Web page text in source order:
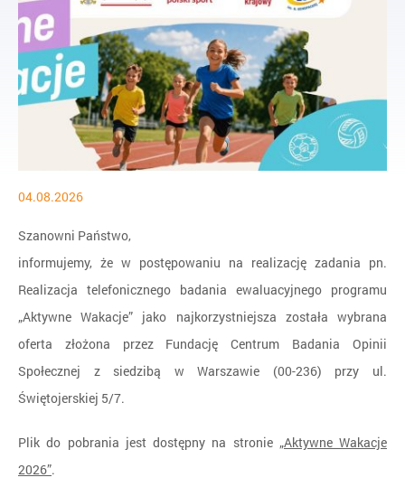
04.08.2026
Szanowni Państwo,
informujemy, że w postępowaniu na realizację zadania pn.
Realizacja telefonicznego badania ewaluacyjnego programu
„Aktywne Wakacje” jako najkorzystniejsza została wybrana
oferta złożona przez Fundację Centrum Badania Opinii
Społecznej z siedzibą w Warszawie (00-236) przy ul.
Świętojerskiej 5/7.
Plik do pobrania jest dostępny na stronie „Aktywne Wakacje
2026”.